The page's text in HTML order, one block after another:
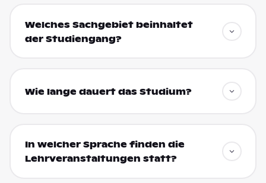
Welches Sachgebiet beinhaltet
der Studiengang?
Wie lange dauert das Studium?
In welcher Sprache finden die
Lehrveranstaltungen statt?